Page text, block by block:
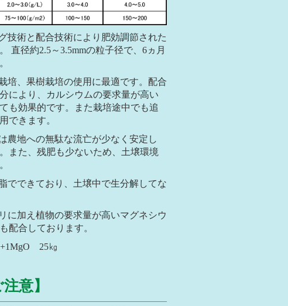
技術と配合技術により肥効調節された
直径約2.5～3.5mmの粒子径で、6ヵ月
培、果樹栽培の使用に最適です。配合
により、カルシウムの要求量が高い
も効果的です。また栽培途中でも追
できます。
農地への無駄な流亡が少なく安定し
また、残肥も少ないため、土壌環境
でできており、土壌中で生分解してな
に加え植物の要求量が高いマグネシウ
配合しております。
25㎏
意】